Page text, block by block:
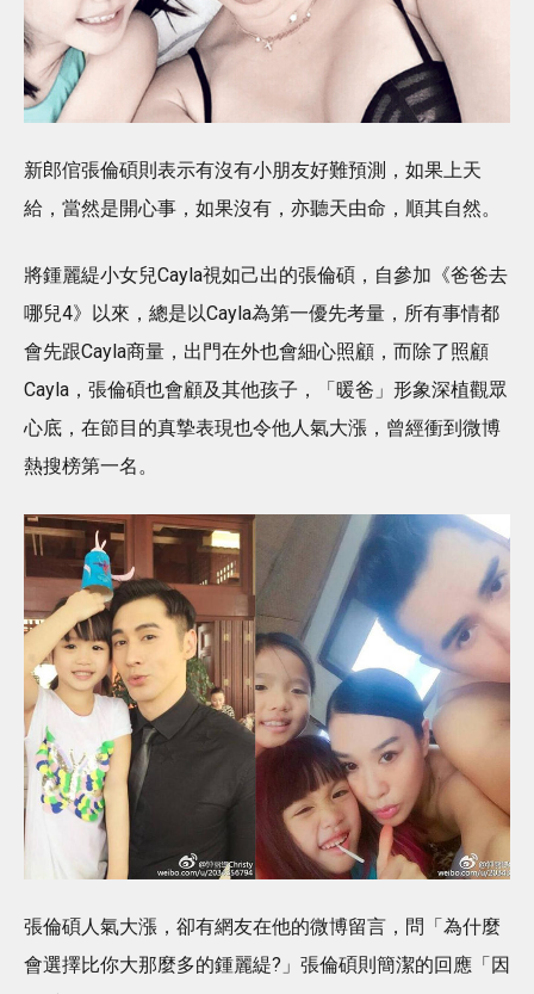
新郎倌張倫碩則表示有沒有小朋友好難預測，如果上天
給，當然是開心事，如果沒有，亦聽天由命，順其自然。
將鍾麗緹小女兒Cayla視如己出的張倫碩，自參加《爸爸去
哪兒4》以來，總是以Cayla為第一優先考量，所有事情都
會先跟Cayla商量，出門在外也會細心照顧，而除了照顧
Cayla，張倫碩也會顧及其他孩子，「暖爸」形象深植觀眾
心底，在節目的真摯表現也令他人氣大漲，曾經衝到微博
熱搜榜第一名。
張倫碩人氣大漲，卻有網友在他的微博留言，問「為什麼
會選擇比你大那麼多的鍾麗緹?」張倫碩則簡潔的回應「因